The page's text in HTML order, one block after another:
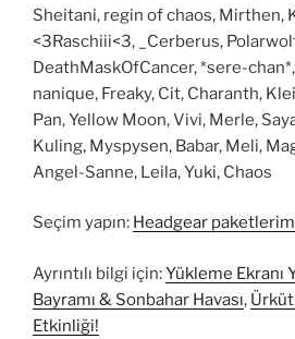
Sheitani, regin of chaos, Mirthen,
<3Raschiii<3, _Cerberus,
DeathMaskOfCancer, *sere-
nanique, Freaky, Cit, Charanth,
Pan, Yellow Moon, Vivi, Merle,
Kuling, Myspysen, Babar, Meli,
Angel-Sanne, Leila, Yuki, Chaos
Seçim yapın: Headgear
Ayrıntılı bilgi için:Yükleme Ekranı
Bayramı & Sonbahar Havası,
Etkinliği!